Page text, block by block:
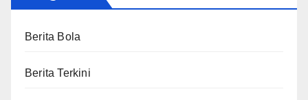
Berita Bola
Berita Terkini